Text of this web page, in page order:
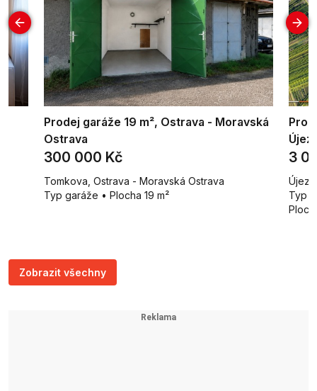
Prodej garáže 19 m², Ostrava - Moravská
Ostrava
300 000 Kč
Tomkova, Ostrava - Moravská Ostrava
Typ garáže • Plocha 19 m²
3
Typ
Zobrazit všechny